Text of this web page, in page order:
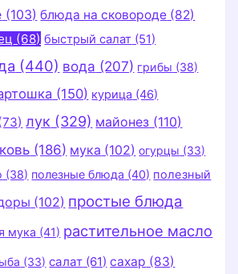
(103) блюда на сковороде (82)
(68) быстрый салат (51)
(440) вода (207) грибы (38)
(150) курица (46)
лук (329) майонез (110)
(186) мука (102) огурцы (33)
(38) полезные блюда (40) полезный
(102) простые блюда
мука (41) растительное масло
(33) салат (61) сахар (83)